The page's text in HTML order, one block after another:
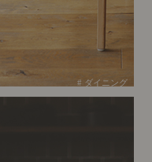
# ダイニング